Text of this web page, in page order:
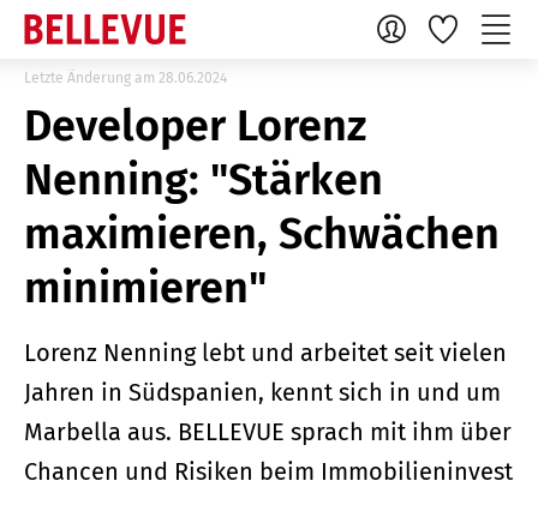
Letzte Änderung am 28.06.2024
Developer Lorenz
Nenning: "Stärken
maximieren, Schwächen
minimieren"
Lorenz Nenning lebt und arbeitet seit vielen
Jahren in Südspanien, kennt sich in und um
Marbella aus. BELLEVUE sprach mit ihm über
Chancen und Risiken beim Immobilieninvest